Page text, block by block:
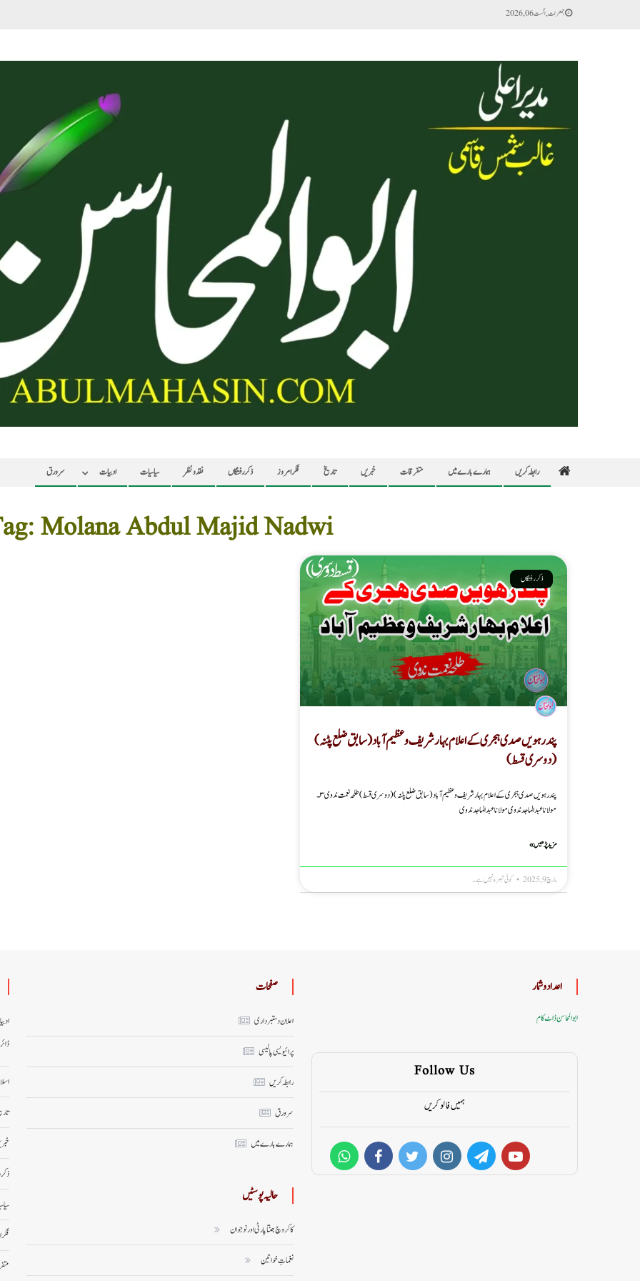
جمعرات, اگست 06, 2026
سرورق ادبیات سیاسیات نقد ونظر ذکر رفتگاں فکر امروز تاریخ خبریں متفرقات ہمارے بارے میں رابطہ کریں
Molana Abdul Majid Nadwi
ذکر رفتگاں
پندرہویں صدی ہجری کے اعلام بہار شریف و عظیم آباد (سابق ضلع پٹنہ)
( دوسری قسط)
پندرہویں صدی ہجری کے اعلام بہار شریف و عظیم آباد (سابق ضلع پٹنہ) ( دوسری قسط) طلحہ نعمت ندوی ۳۔
مولانا عبدالماجد ندوی مولانا عبدالماجد ندوی
مزید پڑھیں »
مارچ 9, 2025 کوئی تبصرہ نہیں ہے۔
صفحات
اعلان دستبرداری
پرائیویسی پالیسی
رابطہ کریں
سر ورق
ہمارے بارے میں
حالیہ پوسٹیں
کاکروچ جنتا پارٹی اور نوجوان
نغماتِ خواتین
اعداد وشمار
ابوالمحاسن ڈاٹ کام
Follow Us
ہمیں فالو کریں